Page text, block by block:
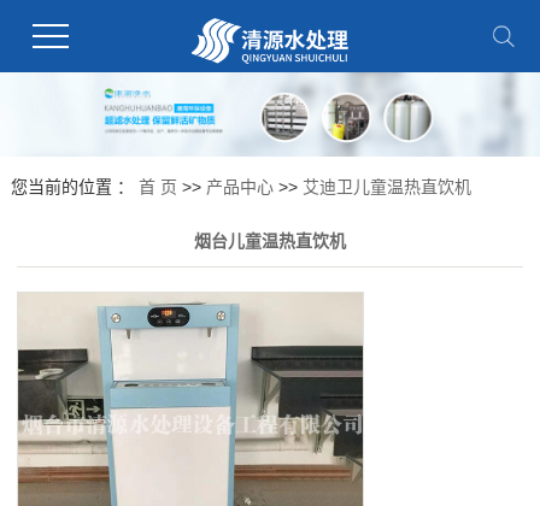
您当前的位置 ： 首 页 >> 产品中心>> 艾迪卫儿童温热直饮机
烟台儿童温热直饮机